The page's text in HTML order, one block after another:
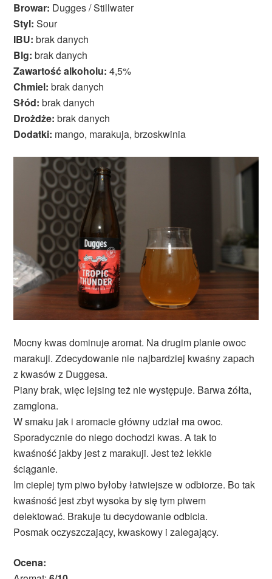
Browar: Dugges / Stillwater
Styl: Sour
IBU: brak danych
Blg: brak danych
Zawartość alkoholu: 4,5%
Chmiel: brak danych
Słód: brak danych
Drożdże: brak danych
Dodatki: mango, marakuja, brzoskwinia
Mocny kwas dominuje aromat. Na drugim planie owoc
marakuji. Zdecydowanie nie najbardziej kwaśny zapach
z kwasów z Duggesa.
Piany brak, więc lejsing też nie występuje. Barwa żółta,
zamglona.
W smaku jak i aromacie główny udział ma owoc.
Sporadycznie do niego dochodzi kwas. A tak to
kwaśność jakby jest z marakuji. Jest też lekkie
ściąganie.
Im cieplej tym piwo byłoby łatwiejsze w odbiorze. Bo tak
kwaśność jest zbyt wysoka by się tym piwem
delektować. Brakuje tu decydowanie odbicia.
Posmak oczyszczający, kwaskowy i zalegający.
Ocena: